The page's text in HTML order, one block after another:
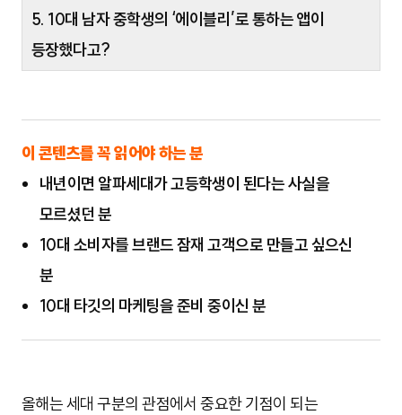
5. 10대 남자 중학생의 ‘에이블리’로 통하는 앱이
등장했다고?
이 콘텐츠를 꼭 읽어야 하는 분
내년이면 알파세대가 고등학생이 된다는 사실을
모르셨던 분
10대 소비자를 브랜드 잠재 고객으로 만들고 싶으신
분
10대 타깃의 마케팅을 준비 중이신 분
올해는 세대 구분의 관점에서 중요한 기점이 되는